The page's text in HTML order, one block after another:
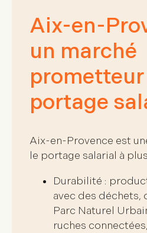
Aix-en-
un marché
portage
Aix-en-Provence est
le portage salarial à
Durabilité :
avec des déchets,
Parc Naturel
ruches